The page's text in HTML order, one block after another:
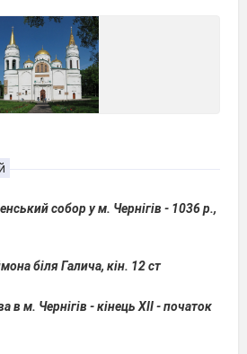
собор у м. Чернігів - 1036 р.,
біля Галича, кін. 12 ст
в м. Чернігів - кінець XII - початок